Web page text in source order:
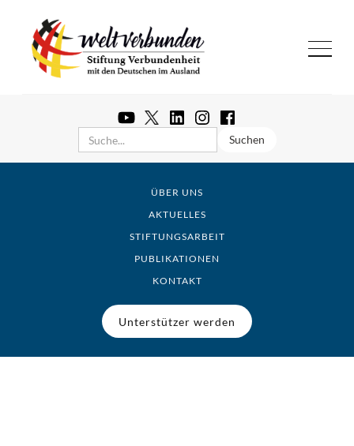
ÜBER UNS
AKTUELLES
STIFTUNGSARBEIT
PUBLIKATIONEN
KONTAKT
Unterstützer werden